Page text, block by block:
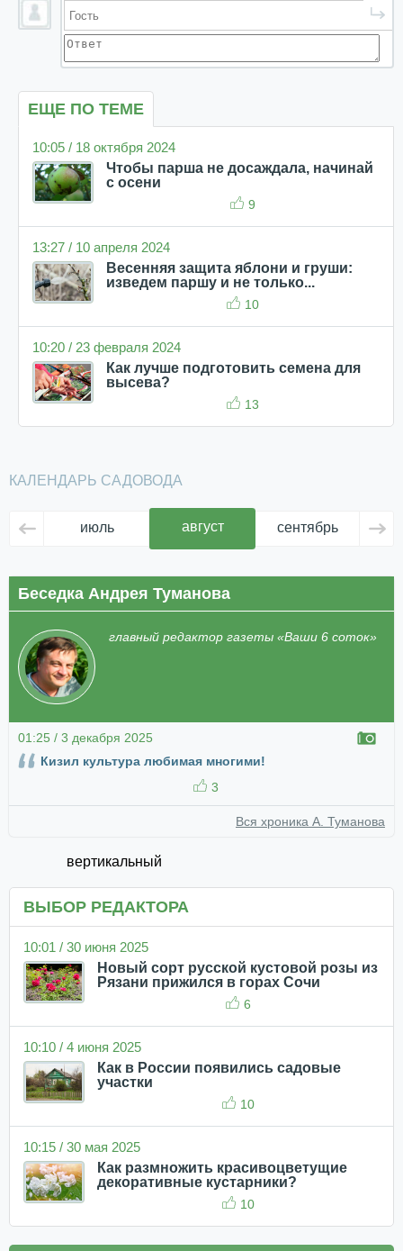
ЕЩЕ ПО ТЕМЕ
10:05 / 18 октября 2024
Чтобы парша не досаждала, начинай
с осени
9
13:27 / 10 апреля 2024
Весенняя защита яблони и груши:
изведем паршу и не только...
10
10:20 / 23 февраля 2024
Как лучше подготовить семена для
высева?
13
КАЛЕНДАРЬ САДОВОДА
июль август сентябрь
Беседка Андрея Туманова
главный редактор газеты «Ваши 6 соток»
01:25 / 3 декабря 2025
Кизил культура любимая многими!
3
Вся хроника А. Туманова
вертикальный
ВЫБОР РЕДАКТОРА
10:01 / 30 июня 2025
Новый сорт русской кустовой розы из
Рязани прижился в горах Сочи
6
10:10 / 4 июня 2025
Как в России появились садовые
участки
10
10:15 / 30 мая 2025
Как размножить красивоцветущие
декоративные кустарники?
10